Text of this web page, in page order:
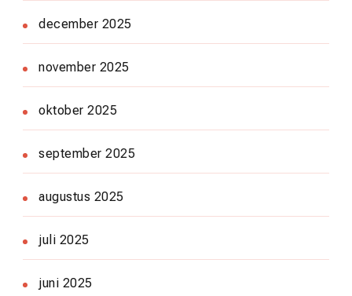
december 2025
november 2025
oktober 2025
september 2025
augustus 2025
juli 2025
juni 2025